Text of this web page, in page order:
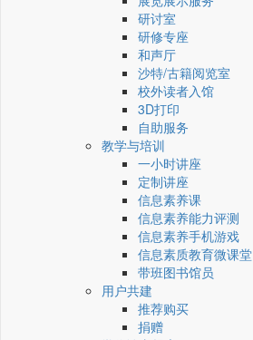
研讨室
研修专座
和声厅
沙特/古籍阅览室
校外读者入馆
3D打印
自助服务
教学与培训
一小时讲座
定制讲座
信息素养课
信息素养能力评测
信息素养手机游戏
信息素质教育微课堂
带班图书馆员
用户共建
推荐购买
捐赠